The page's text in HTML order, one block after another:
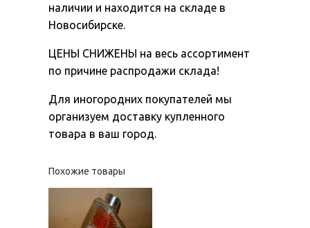
наличии и находится на складе в
Новосибирске.
ЦЕНЫ СНИЖЕНЫ на весь ассортимент
по причине распродажи склада!
Для иногородних покупателей мы
организуем доставку купленного
товара в ваш город.
Похожие товары